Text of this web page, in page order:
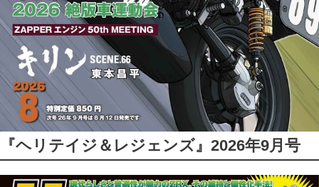
『ヘリテイジ＆レジェンズ』2026年9月号